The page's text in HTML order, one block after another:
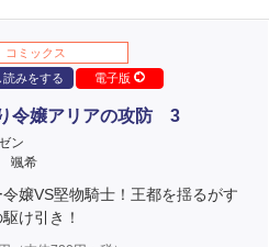
コミックス
読みをする
電子版
令嬢アリアの攻防 3
ン
颯希
令嬢VS堅物騎士！王都を揺るがす
け引き！